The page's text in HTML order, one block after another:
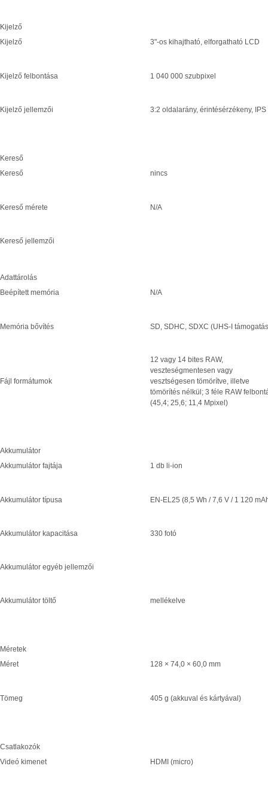
Kijelző
Kijelző
3"-os kihajtható, elforgatható LCD
Kijelző felbontása 1 040 000 szubpixel
Kijelző jellemzői 3:2 oldalarány, érintésérzékeny, IPS
Kereső
Kereső
nincs
Kereső mérete N/A
Kereső jellemzői
Adattárolás
Beépített memória
N/A
Memória bővítés SD, SDHC, SDXC (UHS-I
Fájl formátumok
12 vagy 14 bites RAW,
veszteségmentesen vagy
vesztségesen tömörítve, illetve
tömörítés nélkül; 3 féle RAW
(45,4; 25,6; 11,4 Mpixel)
Akkumulátor
Akkumulátor fajtája
1 db li-ion
Akkumulátor típusa EN-EL25 (8,5 Wh / 7,6 V / 1 120
Akkumulátor kapacitása 330 fotó
Akkumulátor egyéb jellemzői
Akkumulátor töltő mellékelve
Méretek
Méret
128 × 74,0 × 60,0 mm
Tömeg 405 g (akkuval és kártyával)
Csatlakozók
Videó kimenet
HDMI (micro)